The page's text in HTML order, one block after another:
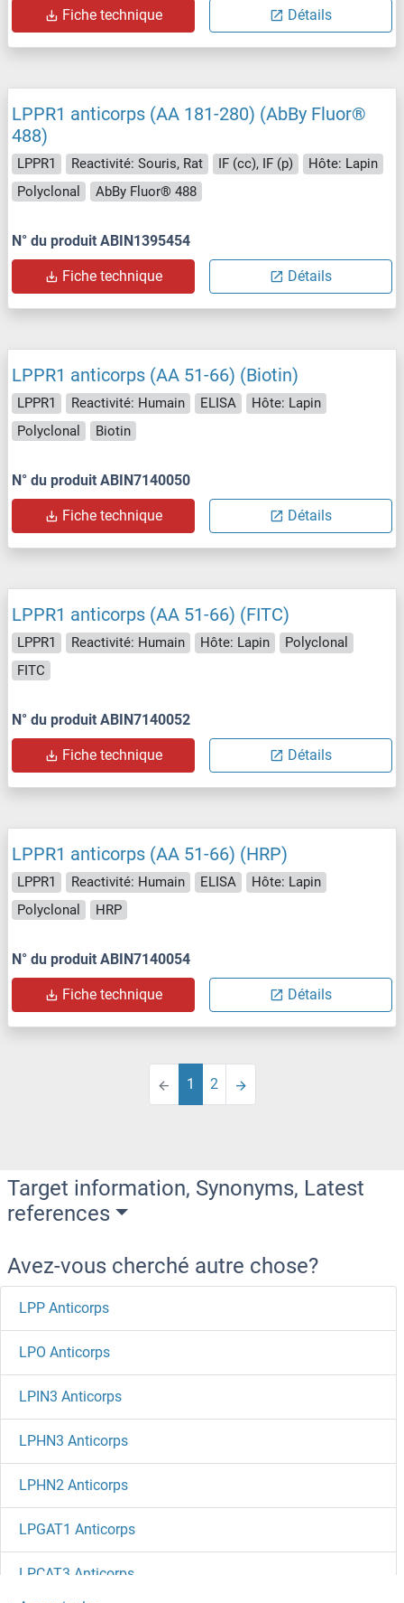
Fiche technique Détails
LPPR1 anticorps (AA 181-280) (AbBy Fluor®
488)
LPPR1 Reactivité: Souris, Rat IF (cc), IF (p)
Hôte: Lapin
Polyclonal
AbBy Fluor® 488
N° du produit ABIN1395454
Fiche technique Détails
LPPR1 anticorps (AA 51-66) (Biotin)
LPPR1 Reactivité: Humain ELISA
Hôte: Lapin
Polyclonal
Biotin
N° du produit ABIN7140050
Fiche technique Détails
LPPR1 anticorps (AA 51-66) (FITC)
LPPR1 Reactivité: Humain Hôte: Lapin
Polyclonal
FITC
N° du produit ABIN7140052
Fiche technique Détails
LPPR1 anticorps (AA 51-66) (HRP)
LPPR1 Reactivité: Humain ELISA
Hôte: Lapin
Polyclonal
HRP
N° du produit ABIN7140054
Fiche technique Détails
1 2
Target information, Synonyms, Latest
references
Avez-vous cherché autre chose?
LPP Anticorps
LPO Anticorps
LPIN3 Anticorps
LPHN3 Anticorps
LPHN2 Anticorps
LPGAT1 Anticorps
LPCAT3 Anticorps